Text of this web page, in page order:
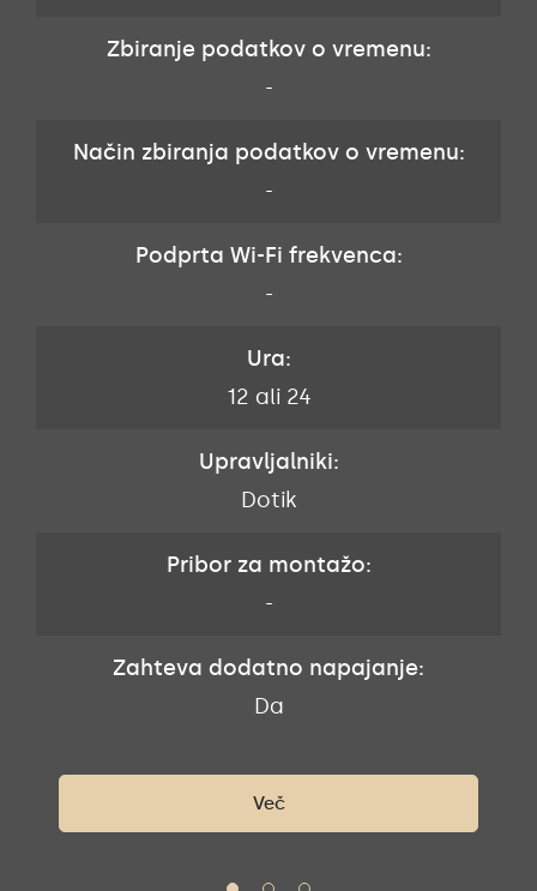
Zbiranje podatkov o vremenu:
-
Način zbiranja podatkov o vremenu:
-
Podprta Wi-Fi frekvenca:
-
Ura:
12 ali 24
Upravljalniki:
Dotik
Pribor za montažo:
-
Zahteva dodatno napajanje:
Da
Več